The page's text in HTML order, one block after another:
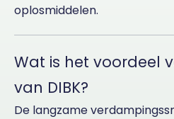
oplosmiddelen.
Wat is het voordeel
van DIBK?
De langzame